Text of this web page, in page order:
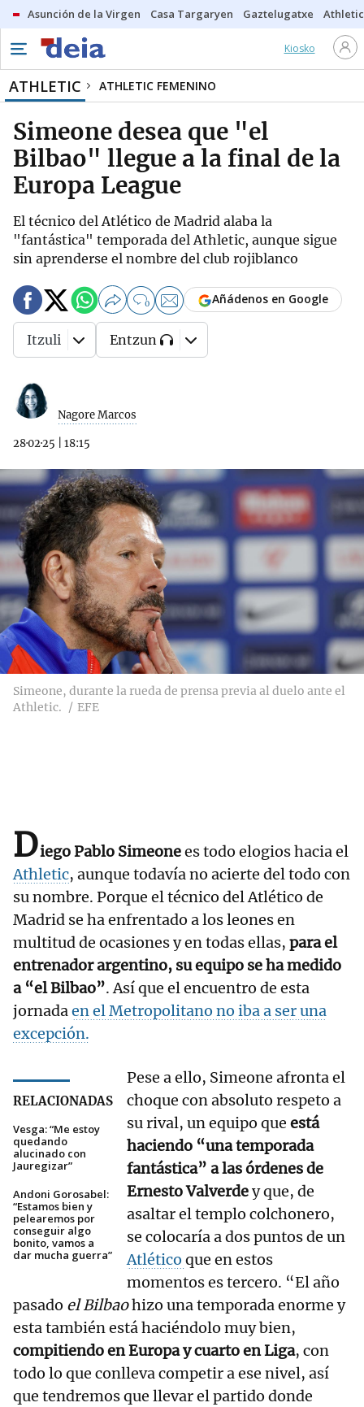
Asunción de la Virgen Casa Targaryen Gaztelugatxe Athletic
Kiosko
ATHLETIC ATHLETIC FEMENINO
Simeone desea que "el
Bilbao" llegue a la final de la
Europa League
El técnico del Atlético de Madrid alaba la
"fantástica" temporada del Athletic, aunque sigue
sin aprenderse el nombre del club rojiblanco
Nagore Marcos
28·02·25 18:15
0 Añádenos en Google
Itzuli Entzun
Simeone, durante la rueda de prensa previa al duelo ante el
Athletic.
EFE
Diego Pablo Simeonees todo elogios hacia el
Athletic, aunque todavía no acierte del todo con
su nombre. Porque el técnico del Atlético de
Madrid se ha enfrentado a los leones en
multitud de ocasiones y en todas ellas, para el
entrenador argentino, su equipo se ha medido
a “el Bilbao”. Así que el encuentro de esta
jornadaen el Metropolitano no iba a ser una
excepción.
RELACIONADAS
Vesga: “Me estoy
quedando
alucinado con
Jauregizar”
Andoni Gorosabel:
“Estamos bien y
pelearemos por
conseguir algo
bonito, vamos a
dar mucha guerra”
Pese a ello, Simeone afronta el
choque con absoluto respeto a
su rival, un equipo que está
haciendo “una temporada
fantástica” a las órdenes de
Ernesto Valverdey que, de
asaltar el templo colchonero,
se colocaría a dos puntos de un
Atlético que en estos
momentos es tercero. “El año
pasado el Bilbaohizo una temporada enorme y
esta también está haciéndolo muy bien,
compitiendo en Europa y cuarto en Liga, con
todo lo que conlleva competir a ese nivel, así
que tendremos que llevar el partido donde